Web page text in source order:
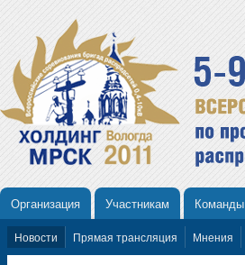
Организация Участникам Команды
Новости Прямая трансляция Мнения